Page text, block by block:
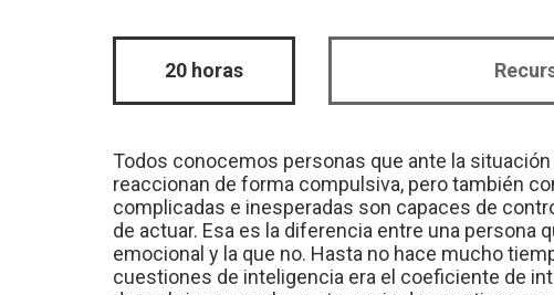
20 horas
Todos conocemos personas que ante la
reaccionan de forma compulsiva, pero también
complicadas e inesperadas son capaces de
de actuar. Esa es la diferencia entre una persona
emocional y la que no. Hasta no hace mucho
cuestiones de inteligencia era el coeficiente de